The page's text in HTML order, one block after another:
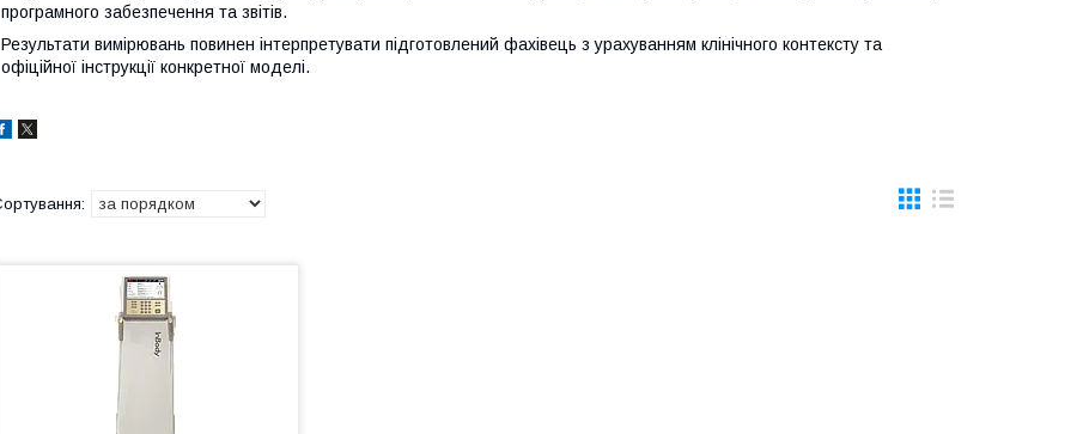
програмного забезпечення та звітів.
Результати вимірювань повинен інтерпретувати підготовлений фахівець з урахуванням клінічного контексту та
офіційної інструкції конкретної моделі.